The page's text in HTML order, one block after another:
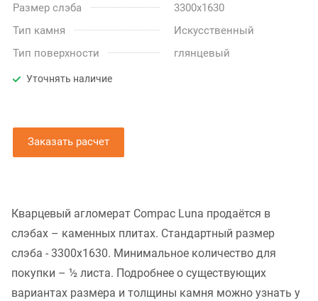
Размер слэба
3300x1630
Тип камня
Искусственный
Тип поверхности
глянцевый
Уточнять наличие
Заказать расчет
Кварцевый агломерат Compac Luna продаётся в
слэбах – каменных плитах. Стандартный размер
слэба - 3300x1630. Минимальное количество для
покупки – ½ листа. Подробнее о существующих
вариантах размера и толщины камня можно узнать у